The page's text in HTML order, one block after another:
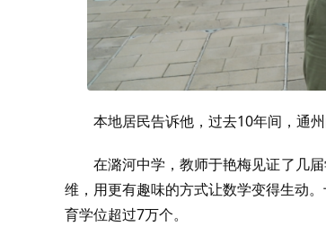
本地居民告诉他，过去10年间，通
在潞河中学，教师于艳梅见证了几
维，用更有趣味的方式让数学变得生动
育学位超过7万个。